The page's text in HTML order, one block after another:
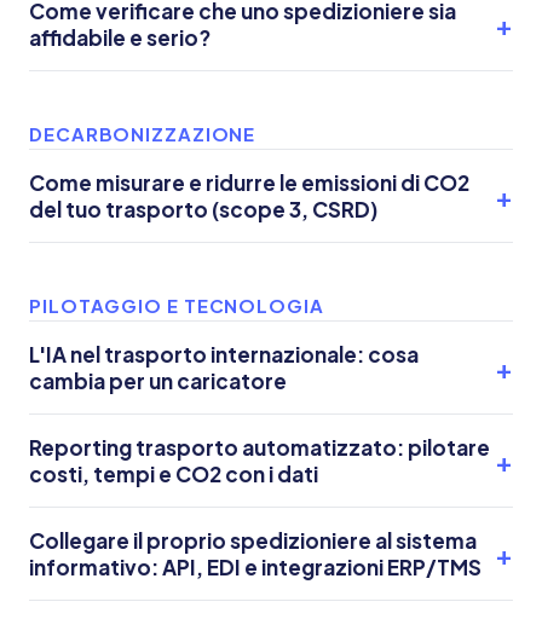
Come verificare che uno spedizioniere sia
affidabile e serio?
DECARBONIZZAZIONE
Come misurare e ridurre le emissioni di CO2
del tuo trasporto (scope 3, CSRD)
PILOTAGGIO E TECNOLOGIA
L'IA nel trasporto internazionale: cosa
cambia per un caricatore
Reporting trasporto automatizzato: pilotare
costi, tempi e CO2 con i dati
Collegare il proprio spedizioniere al sistema
informativo: API, EDI e integrazioni ERP/TMS